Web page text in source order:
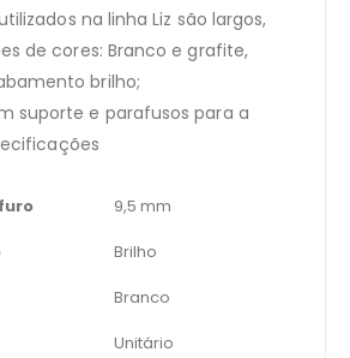
na linha Liz são largos,
de cores: Branco e grafite,
brilho;
suporte e parafusos para a
9,5 mm
Brilho
Branco
Unitário